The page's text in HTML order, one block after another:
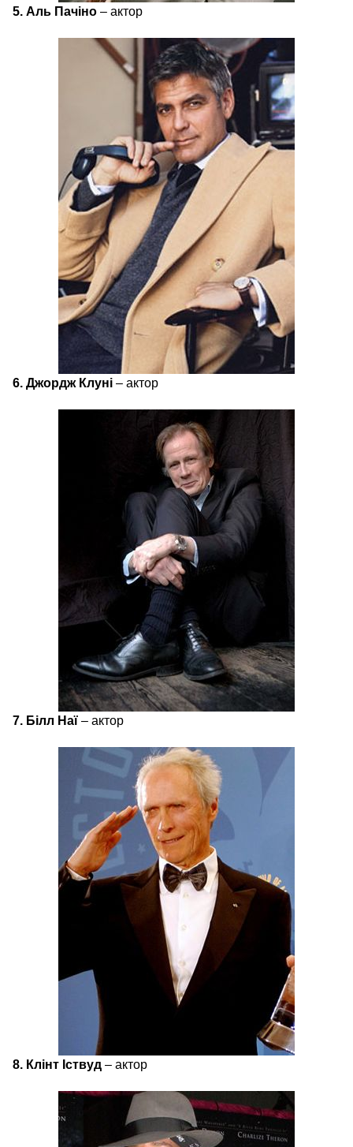
5. Аль Пачіно – актор
6. Джордж Клуні – актор
7. Білл Наї – актор
8. Клінт Іствуд – актор